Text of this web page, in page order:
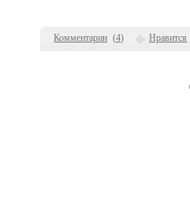
Комментарии (4) Нравится